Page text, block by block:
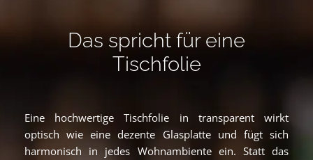
Das spricht für eine
Tischfolie
Eine hochwertige Tischfolie in transparent wirkt
optisch wie eine dezente Glasplatte und fügt sich
harmonisch in jedes Wohnambiente ein. Statt das